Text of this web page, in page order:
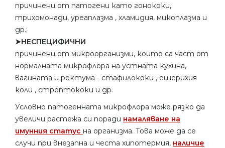
причинени от патогени като гонококи,
трихомонади, уреаплазма , хламидия, микоплазма и
др.;
➤НЕСПЕЦИФИЧНИ
причинени от микроорганизми, които са част от
нормалната микрофлора на устната кухина,
вагината и ректума - стафилококи , ешерихия
коли , стрептококи и др.
Условно патогенната микрофлора може рязко да
увеличи растежа си поради намаляване на
имунния статус на организма. Това може да се
случи при внезапна и честа хипотермия, наличие